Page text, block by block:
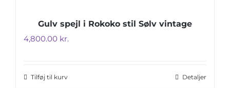
Gulv spejl i Rokoko stil Sølv vintage
4,800.00 kr.
Tilføj til kurv Detaljer